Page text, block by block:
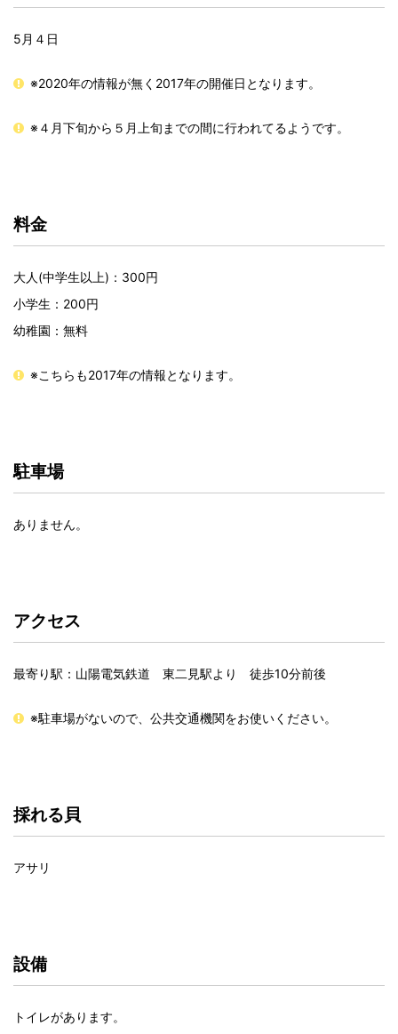
5月４日
※2020年の情報が無く2017年の開催日となります。
※４月下旬から５月上旬までの間に行われてるようです。
料金
大人(中学生以上)：300円
小学生：200円
幼稚園：無料
※こちらも2017年の情報となります。
駐車場
ありません。
アクセス
最寄り駅：山陽電気鉄道 東二見駅より 徒歩10分前後
※駐車場がないので、公共交通機関をお使いください。
採れる貝
アサリ
設備
トイレがあります。